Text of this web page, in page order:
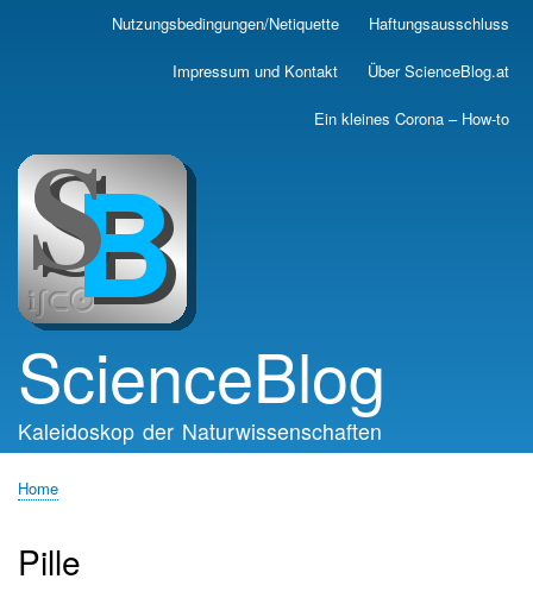
Skip
main
Nutzungsbedingungen/Netiquette Haftungsausschluss
Impressum und Kontakt Über ScienceBlog.at
Ein kleines Corona – How-to
ScienceBlog
Kaleidoskop der Naturwissenschaften
Home
Pille